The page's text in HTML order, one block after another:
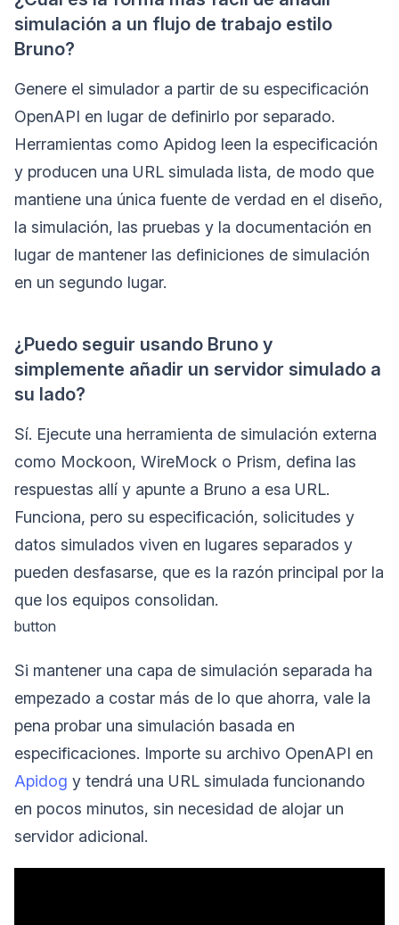
simulación a un flujo de trabajo estilo
Bruno?
Genere el simulador a partir de su especificación
OpenAPI en lugar de definirlo por separado.
Herramientas como Apidog leen la especificación
y producen una URL simulada lista, de modo que
mantiene una única fuente de verdad en el diseño,
la simulación, las pruebas y la documentación en
lugar de mantener las definiciones de simulación
en un segundo lugar.
¿Puedo seguir usando Bruno y
simplemente añadir un servidor simulado a
su lado?
Sí. Ejecute una herramienta de simulación externa
como Mockoon, WireMock o Prism, defina las
respuestas allí y apunte a Bruno a esa URL.
Funciona, pero su especificación, solicitudes y
datos simulados viven en lugares separados y
pueden desfasarse, que es la razón principal por la
que los equipos consolidan.
button
Si mantener una capa de simulación separada ha
empezado a costar más de lo que ahorra, vale la
pena probar una simulación basada en
especificaciones. Importe su archivo OpenAPI en
Apidog y tendrá una URL simulada funcionando
en pocos minutos, sin necesidad de alojar un
servidor adicional.